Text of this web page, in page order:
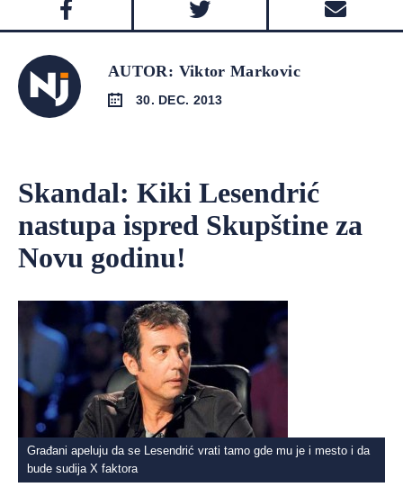
AUTOR: Viktor Markovic
30. DEC. 2013
Skandal: Kiki Lesendrić
nastupa ispred Skupštine za
Novu godinu!
Građani apeluju da se Lesendrić vrati tamo gde mu je i mesto i da
bude sudija X faktora